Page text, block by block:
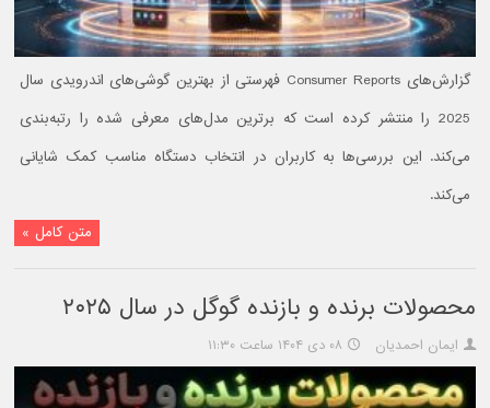
گزارش‌های Consumer Reports فهرستی از بهترین گوشی‌های اندرویدی سال
2025 را منتشر کرده است که برترین مدل‌های معرفی شده را رتبه‌بندی
می‌کند. این بررسی‌ها به کاربران در انتخاب دستگاه مناسب کمک شایانی
می‌کند.
متن کامل »
محصولات برنده و بازنده گوگل در سال ۲۰۲۵
ایمان احمدیان ۰۸ دی ۱۴۰۴ ساعت ۱۱:۳۰